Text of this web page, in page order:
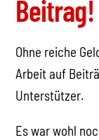
Beitrag!
Ohne reiche
Arbeit auf
Unterstützer.
Es war wohl